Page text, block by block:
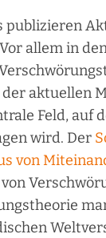
publizieren
allem in
aktuellen
Feld, auf
wird. Der